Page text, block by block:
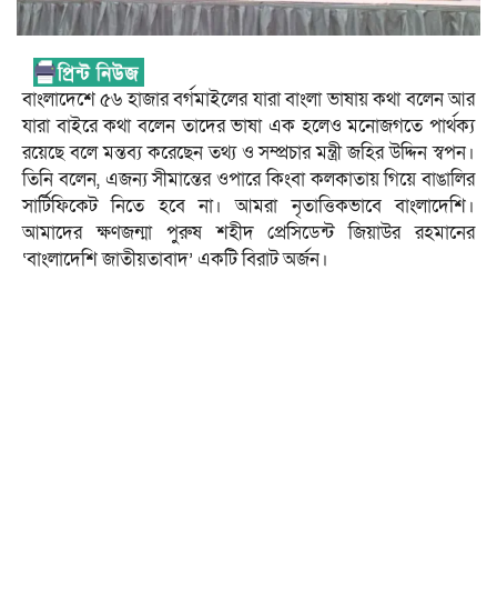
বাংলাদেশে ৫৬ হাজার বর্গমাইলের যারা বাংলা ভাষায় কথা বলেন আর
যারা বাইরে কথা বলেন তাদের ভাষা এক হলেও মনোজগতে পার্থক্য
রয়েছে বলে মন্তব্য করেছেন তথ্য ও সম্প্রচার মন্ত্রী জহির উদ্দিন স্বপন।
তিনি বলেন, এজন্য সীমান্তের ওপারে কিংবা কলকাতায় গিয়ে বাঙালির
সার্টিফিকেট নিতে হবে না। আমরা নৃতাত্তিকভাবে বাংলাদেশি।
আমাদের ক্ষণজন্মা পুরুষ শহীদ প্রেসিডেন্ট জিয়াউর রহমানের
‘বাংলাদেশি জাতীয়তাবাদ’ একটি বিরাট অর্জন।